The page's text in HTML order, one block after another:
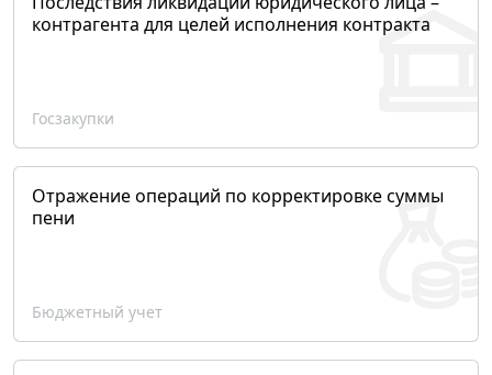
контрагента для целей исполнения контракта
Госзакупки
Отражение операций по корректировке суммы
пени
Бюджетный учет